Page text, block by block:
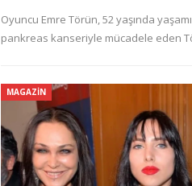
Oyuncu Emre Törün, 52 yaşında
pankreas kanseriyle mücadele eden
MAGAZIN